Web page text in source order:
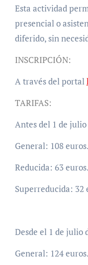
Esta actividad
presencial o
diferido, sin
INSCRIPCIÓN:
A través del portal
TARIFAS:
Antes del 1 de julio
General: 108 euros.
Reducida: 63 euros.
Superreducida: 32
Desde el 1 de julio
General: 124 euros.